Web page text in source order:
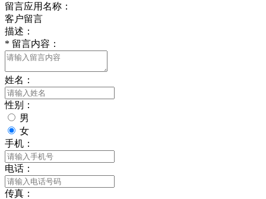
留言应用名称：
客户留言
描述：
* 留言内容：
姓名：
性别：
男
女
手机：
电话：
传真：